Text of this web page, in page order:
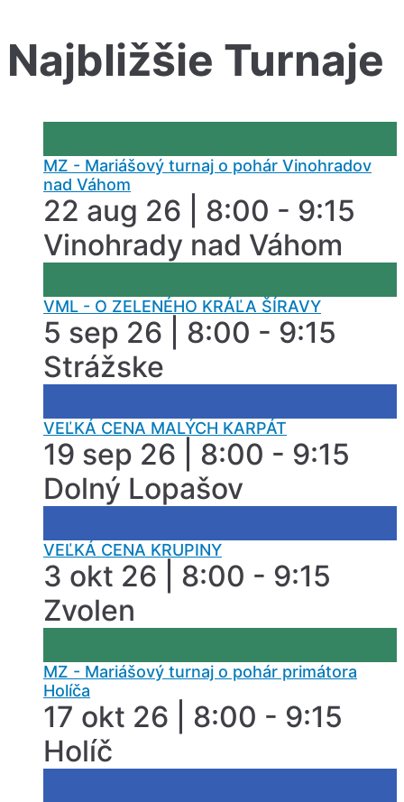
Najbližšie Turnaje
MZ - Mariášový turnaj o pohár Vinohradov
nad Váhom
22 aug 26 | 8:00 - 9:15
Vinohrady nad Váhom
VML - O ZELENÉHO KRÁĽA ŠÍRAVY
5 sep 26 | 8:00 - 9:15
Strážske
VEĽKÁ CENA MALÝCH KARPÁT
19 sep 26 | 8:00 - 9:15
Dolný Lopašov
VEĽKÁ CENA KRUPINY
3 okt 26 | 8:00 - 9:15
Zvolen
MZ - Mariášový turnaj o pohár primátora
Holíča
17 okt 26 | 8:00 - 9:15
Holíč